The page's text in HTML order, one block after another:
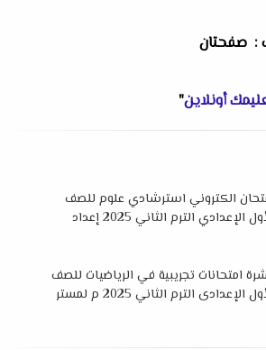
: صفحتان
أونلاين"
الكتروني استرشادي علوم للصف
الأول الإعدادي الترم الثاني 2025 إعداد
امتحانات تجريبية في الرياضيات للصف
الأول الإعدادى الترم الثاني 2025 م لمستر